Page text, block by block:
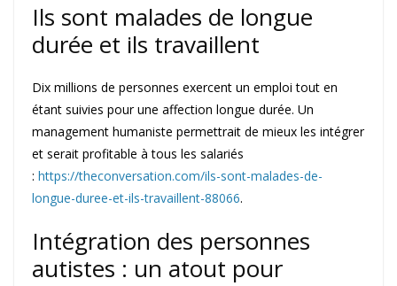
Ils sont malades de longue
durée et ils travaillent
Dix millions de personnes exercent un emploi tout en
étant suivies pour une affection longue durée. Un
management humaniste permettrait de mieux les intégrer
et serait profitable à tous les salariés
: https://theconversation.com/ils-sont-malades-de-
longue-duree-et-ils-travaillent-88066.
Intégration des personnes
autistes : un atout pour